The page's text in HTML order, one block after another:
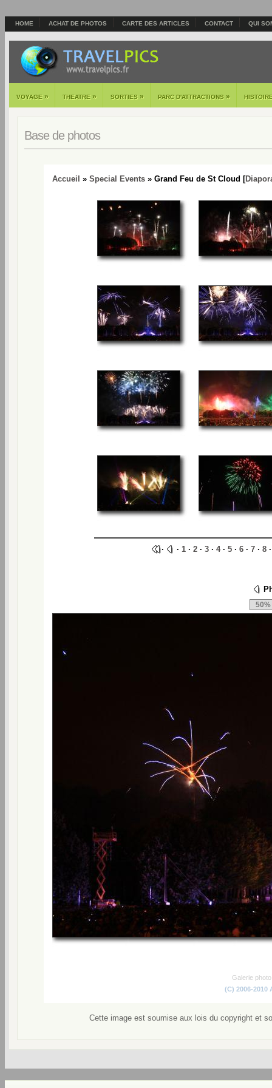
HOME ACHAT DE PHOTOS CARTE DES ARTICLES CONTACT QUI
VOYAGE » THEATRE » SORTIES » PARC D'ATTRACTIONS »
Base de photos
Accueil » Special Events » Grand Feu de St Cloud [
· · 1 · 2 · 3 · 4· 5 · 6 · 7 · 8
Galerie
(C) 2006-2010
Cette image est soumise aux lois du copyright et